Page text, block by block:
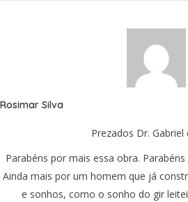
Rosimar Silva
Prezados Dr. Gabriel
Parabéns por mais essa obra.
Ainda mais por um homem que já
e sonhos, como o sonho do gir